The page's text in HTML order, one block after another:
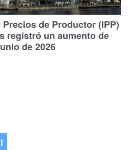
Precios de Productor (IPP)
registró un aumento de
de 2026